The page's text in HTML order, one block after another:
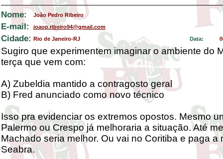
Nome: João Pedro Ribeiro
E-mail: joaop.ribeiro94@gmail.com
Cidade: Rio de Janeiro-RJ Data:
Sugiro que experimentem imaginar o ambiente do
terça que vem com:
A) Zubeldia mantido a contragosto geral
B) Fred anunciado como novo técnico
Isso pra evidenciar os extremos opostos. Mesmo
Palermo ou Crespo já melhoraria a situação. Até
Machado seria melhor. Ou vai no Coritiba e paga a
Seabra.